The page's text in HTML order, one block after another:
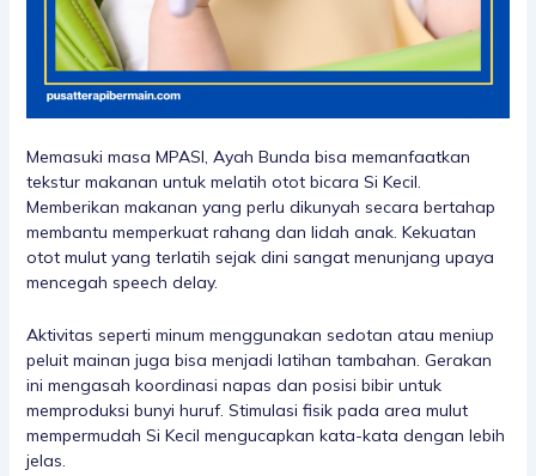
Memasuki masa MPASI, Ayah Bunda bisa memanfaatkan
tekstur makanan untuk melatih otot bicara Si Kecil.
Memberikan makanan yang perlu dikunyah secara bertahap
membantu memperkuat rahang dan lidah anak. Kekuatan
otot mulut yang terlatih sejak dini sangat menunjang upaya
mencegah speech delay.
Aktivitas seperti minum menggunakan sedotan atau meniup
peluit mainan juga bisa menjadi latihan tambahan. Gerakan
ini mengasah koordinasi napas dan posisi bibir untuk
memproduksi bunyi huruf. Stimulasi fisik pada area mulut
mempermudah Si Kecil mengucapkan kata-kata dengan lebih
jelas.